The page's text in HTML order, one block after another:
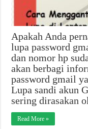
Apakah Anda
lupa password
dan nomor hp
akan berbagi
password gmail
Lupa sandi akun
sering dirasakan
Read More »